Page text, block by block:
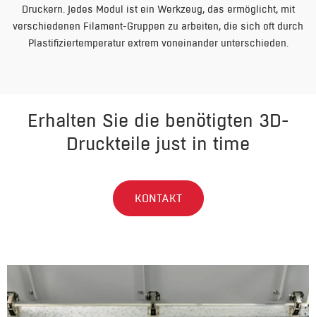
Druckern. Jedes Modul ist ein Werkzeug, das ermöglicht, mit
verschiedenen Filament-Gruppen zu arbeiten, die sich oft durch
Plastifiziertemperatur extrem voneinander unterschieden.
Erhalten Sie die benötigten 3D-
Druckteile just in time
KONTAKT